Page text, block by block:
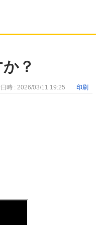
？
時 : 2026/03/11 19:25 印刷